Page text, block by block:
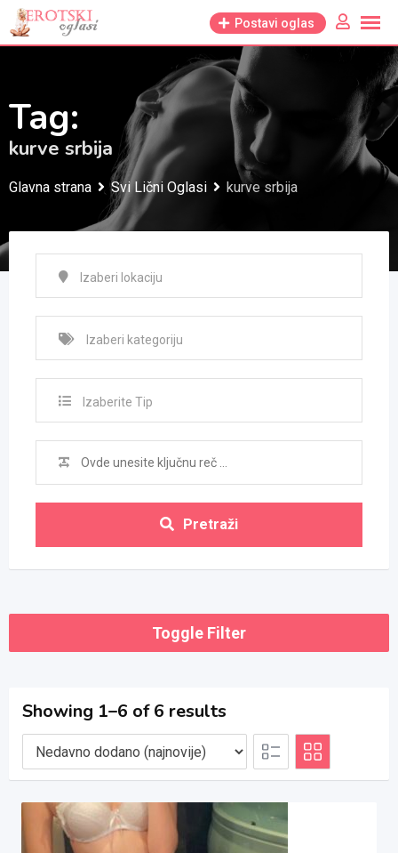
Skip
to
Postavi oglas
Tag:
kurve srbija
Glavna strana Svi Lični Oglasi kurve srbija
Izaberite Tip
Pretraži
Toggle Filter
Showing 1–6 of 6 results